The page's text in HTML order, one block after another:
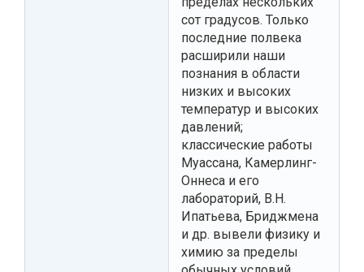
сот градусов. Только
последние полвека
расширили наши
познания в области
низких и высоких
температур и высоких
давлений;
классические работы
Муассана, Камерлинг-
Оннеса и его
лабораторий, В.Н.
Ипатьева, Бриджмена
и др. вывели физику и
химию за пределы